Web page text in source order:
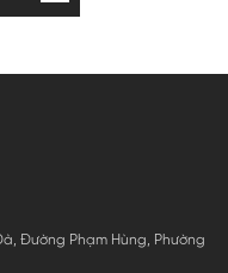
Đường Phạm Hùng, Phường